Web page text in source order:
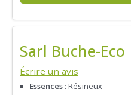
Sarl Buche-Eco
Écrire un avis
Essences :Résineux